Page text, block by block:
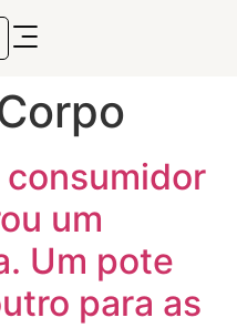
um
Um pote
para as